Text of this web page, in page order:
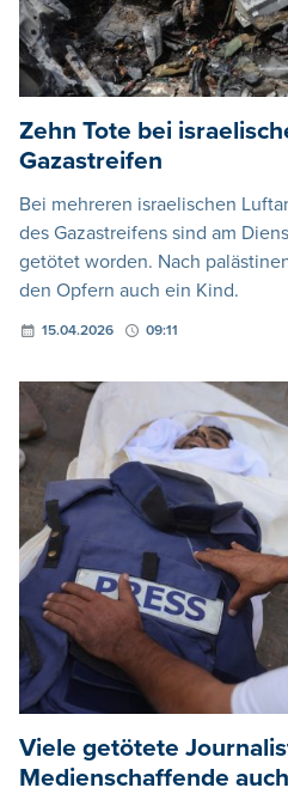
Zehn Tote bei
Gazastreifen
Bei mehreren israelischen
des Gazastreifens sind am
getötet worden. Nach
den Opfern auch ein Kind.
15.04.2026 09:11
Viele getötete
Medienschaffende